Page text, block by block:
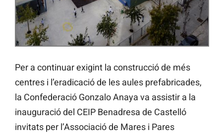
Per a continuar exigint la construcció de més
centres i l’eradicació de les aules prefabricades,
la Confederació Gonzalo Anaya va assistir a la
inauguració del CEIP Benadresa de Castelló
invitats per l’Associació de Mares i Pares